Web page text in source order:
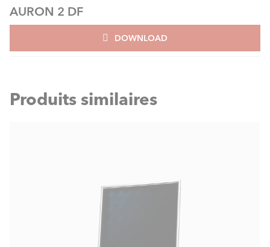
AURON 2 DF
DOWNLOAD
Produits similaires